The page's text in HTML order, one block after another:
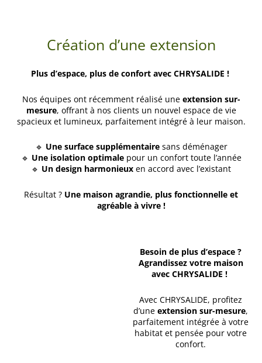
Création d’une extension
Plus d’espace, plus de confort avec CHRYSALIDE !
Nos équipes ont récemment réalisé une extension sur-
mesure, offrant à nos clients un nouvel espace de vie
spacieux et lumineux, parfaitement intégré à leur maison.
🔹 Une surface supplémentairesans déménager
🔹 Une isolation optimalepour un confort toute l’année
🔹 Un design harmonieux en accord avec l’existant
Résultat ? Une maison agrandie, plus fonctionnelle et
agréable à vivre !
Besoin de plus d’espace ?
Agrandissez votre maison
avec CHRYSALIDE !
Avec CHRYSALIDE, profitez
d’une extension sur-mesure,
parfaitement intégrée à votre
habitat et pensée pour votre
confort.